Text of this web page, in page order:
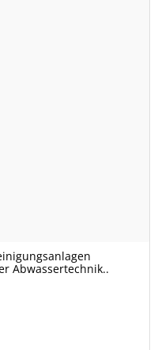
Abwassertechnik..